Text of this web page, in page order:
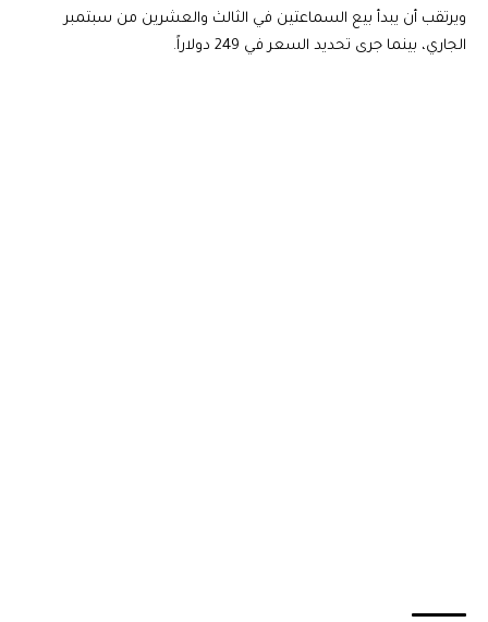
ويرتقب أن يبدأ بيع السماعتين في الثالث والعشرين من سبتمبر
الجاري، بينما جرى تحديد السعر في 249 دولاراً.